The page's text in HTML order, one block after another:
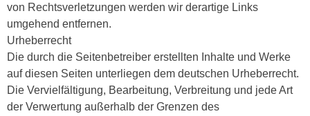
von Rechtsverletzungen werden wir derartige Links
umgehend entfernen.
Urheberrecht
Die durch die Seitenbetreiber erstellten Inhalte und Werke
auf diesen Seiten unterliegen dem deutschen Urheberrecht.
Die Vervielfältigung, Bearbeitung, Verbreitung und jede Art
der Verwertung außerhalb der Grenzen des